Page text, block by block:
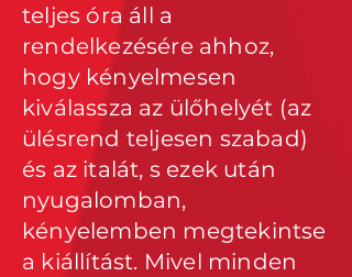
teljes óra áll a
rendelkezésére ahhoz,
hogy kényelmesen
kiválassza az ülőhelyét (az
ülésrend teljesen szabad)
és az italát, s ezek után
nyugalomban,
kényelemben megtekintse
a kiállítást. Mivel minden